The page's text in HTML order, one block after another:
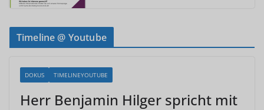
Timeline @ Youtube
DOKUS TIMELINEYOUTUBE
Herr Benjamin Hilger spricht mit